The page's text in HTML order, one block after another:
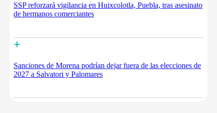
SSP reforzará vigilancia en Huixcolotla, Puebla, tras asesinato
de hermanos comerciantes
+
Sanciones de Morena podrían dejar fuera de las elecciones de
2027 a Salvatori y Palomares